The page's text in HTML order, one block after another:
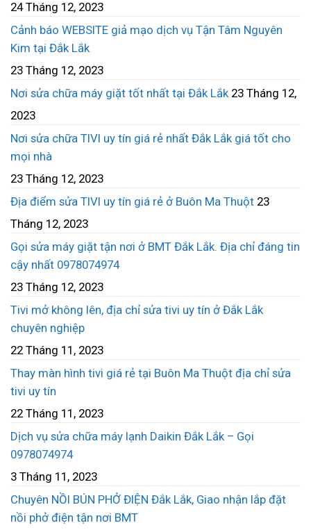
24 Tháng 12, 2023
Cảnh báo WEBSITE giả mạo dịch vụ Tận Tâm Nguyên
Kim tại Đắk Lắk
23 Tháng 12, 2023
Nơi sửa chữa máy giặt tốt nhất tại Đắk Lắk 23 Tháng 12,
2023
Nơi sửa chữa TIVI uy tín giá rẻ nhất Đắk Lắk giá tốt cho
mọi nhà
23 Tháng 12, 2023
Địa điểm sửa TIVI uy tín giá rẻ ở Buôn Ma Thuột 23
Tháng 12, 2023
Gọi sửa máy giặt tận nơi ở BMT Đắk Lắk. Địa chỉ đáng tin
cậy nhất 0978074974
23 Tháng 12, 2023
Tivi mở không lên, địa chỉ sửa tivi uy tín ở Đắk Lắk
chuyên nghiệp
22 Tháng 11, 2023
Thay màn hình tivi giá rẻ tại Buôn Ma Thuột địa chỉ sửa
tivi uy tín
22 Tháng 11, 2023
Dịch vụ sửa chữa máy lạnh Daikin Đắk Lắk – Gọi
0978074974
3 Tháng 11, 2023
Chuyên NỒI BÚN PHỞ ĐIỆN Đắk Lắk, Giao nhận lắp đặt
nồi phở điện tận nơi BMT